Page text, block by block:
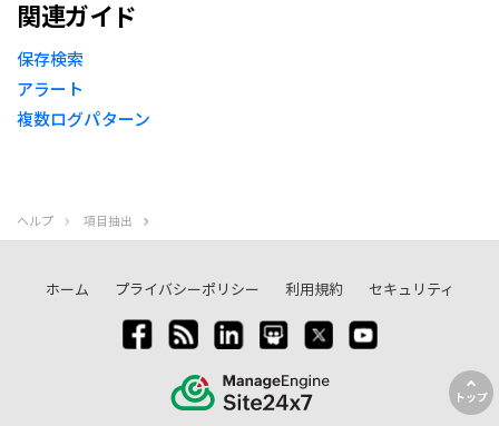
関連ガイド
保存検索
アラート
複数ログパターン
トップ
ヘルプ 項目抽出
ホーム プライバシーポリシー 利用規約 セキュリティ